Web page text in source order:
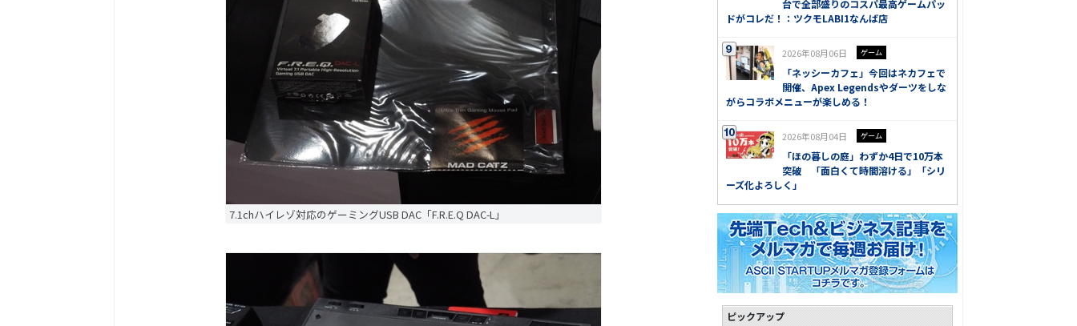
7.1chハイレゾ対応のゲーミングUSB DAC「F.R.E.Q DAC-L」
台で全部盛りのコスパ最高ゲームパッ
ドがコレだ！：ツクモLABI1なんば店
2026年08月06日 ゲーム
「ネッシーカフェ」今回はネカフェで
開催、Apex Legendsやダーツをしな
がらコラボメニューが楽しめる！
2026年08月04日 ゲーム
「ほの暮しの庭」わずか4日で10万本
突破 「面白くて時間溶ける」「シリ
ーズ化よろしく」
ピックアップ